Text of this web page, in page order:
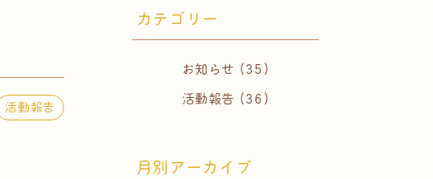
活動報告
カテゴリー
お知らせ (35)
活動報告 (36)
月別アーカイブ